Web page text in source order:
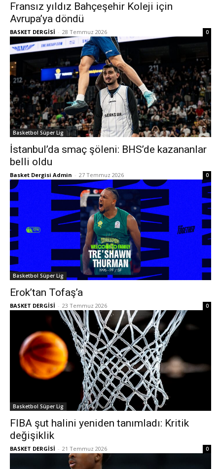
Fransız yıldız Bahçeşehir Koleji için
Avrupa’ya döndü
BASKET DERGİSİ - 28 Temmuz 2026 0
Basketbol Süper Lig
İstanbul’da smaç şöleni: BHS’de kazananlar
belli oldu
Basket Dergisi Admin - 27 Temmuz 2026 0
Basketbol Süper Lig
Erok’tan Tofaş’a
BASKET DERGİSİ - 23 Temmuz 2026 0
Basketbol Süper Lig
FIBA şut halini yeniden tanımladı: Kritik
değişiklik
BASKET DERGİSİ - 21 Temmuz 2026 0